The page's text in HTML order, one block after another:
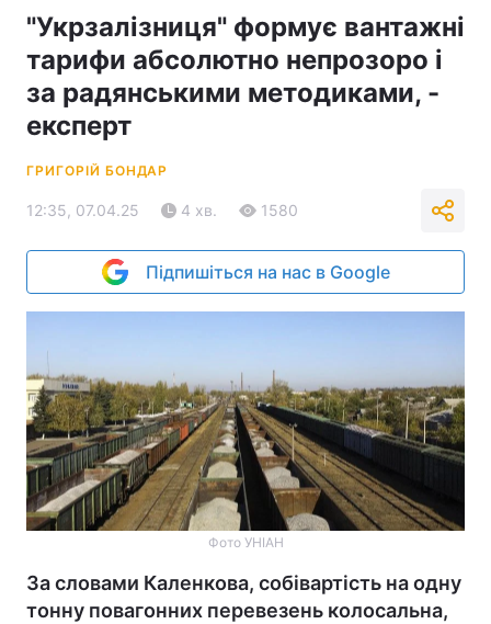
"Укрзалізниця" формує вантажні
тарифи абсолютно непрозоро і
за радянськими методиками, -
експерт
ГРИГОРІЙ БОНДАР
12:35, 07.04.25 4 хв. 1580
Підпишіться на нас в Google
Фото УНІАН
За словами Каленкова, собівартість на одну
тонну повагонних перевезень колосальна,